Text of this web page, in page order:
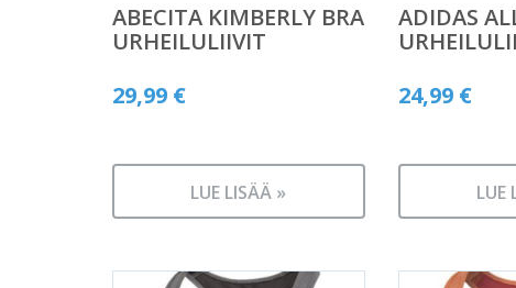
ABECITA KIMBERLY BRA
URHEILULIIVIT
29,99 €
LUE LISÄÄ »
ADIDAS
24,99 €
LUE